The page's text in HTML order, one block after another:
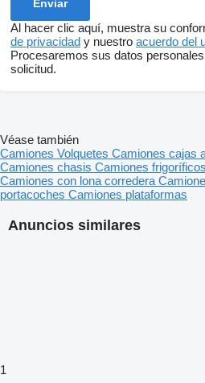
Al hacer clic aquí, muestra su
de privacidad y nuestro acuerdo del
Procesaremos sus datos
solicitud.
Anuncios similares
1
Véase también
Camiones Volquetes Camiones cajas
Camiones chasis Camiones frigoríficos
Camiones con lona corredera
portacoches Camiones plataformas